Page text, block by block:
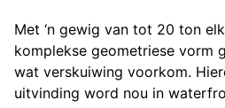
Met ‘n gewig van tot 20 ton
komplekse geometriese vorm
wat verskuiwing voorkom.
uitvinding word nou in